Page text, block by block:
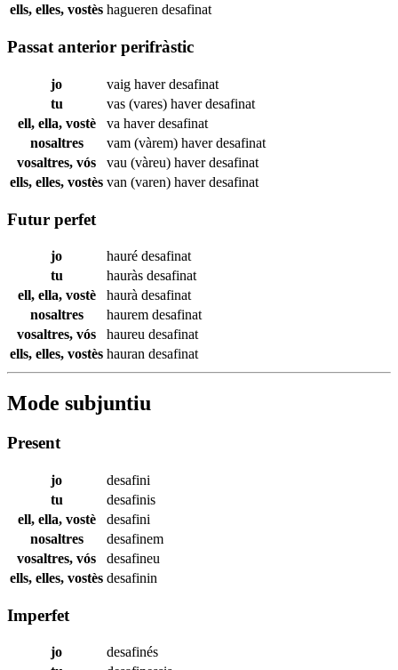
ells, elles, vostès hagueren desafinat
Passat anterior perifràstic
jo vaig haverdesafinat
tu
vas (vares) haverdesafinat
ell, ella, vostè
va haverdesafinat
nosaltres
vam (vàrem) haverdesafinat
vosaltres, vós
vau (vàreu) haverdesafinat
ells, elles, vostès van (varen) haverdesafinat
Futur perfet
jo hauré desafinat
tu
hauràs desafinat
ell, ella, vostè
haurà desafinat
nosaltres
haurem desafinat
vosaltres, vós
haureu desafinat
ells, elles, vostès hauran desafinat
Mode subjuntiu
Present
jo
desafini
tu
desafinis
ell, ella, vostè
desafini
nosaltres
desafinem
vosaltres, vós
desafineu
ells, elles, vostès desafinin
Imperfet
jo
desafinés